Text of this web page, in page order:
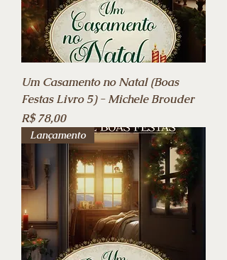
Um Casamento no Natal (Boas
Festas Livro 5) - Michele Brouder
Preço
R$ 78,00
Lançamento